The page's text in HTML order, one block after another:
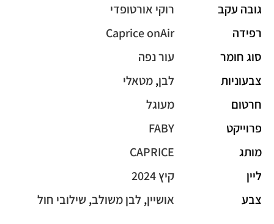
גובה עקב
רוקי אורטופדי
רפידה
Caprice onAir
סוג חומר
עור נפה
צבעוניות
לבן,מטאלי
חרטום
מעוגל
פרוייקט
FABY
מותג
CAPRICE
ליין
קיץ 2024
צבע
אושיין, לבן משולב, שילובי חול